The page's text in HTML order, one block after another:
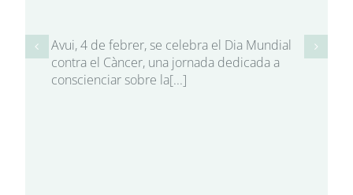
Avui, 4 de febrer, se celebra el Dia Mundial
contra el Càncer, una jornada dedicada a
conscienciar sobre la[...]